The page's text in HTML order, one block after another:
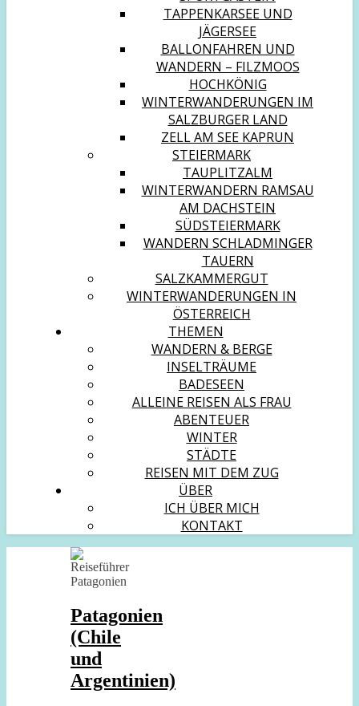
TAPPENKARSEE UND
JÄGERSEE
BALLONFAHREN UND
WANDERN – FILZMOOS
HOCHKÖNIG
WINTERWANDERUNGEN IM
SALZBURGER LAND
ZELL AM SEE KAPRUN
STEIERMARK
TAUPLITZALM
WINTERWANDERN RAMSAU
AM DACHSTEIN
SÜDSTEIERMARK
WANDERN SCHLADMINGER
TAUERN
SALZKAMMERGUT
WINTERWANDERUNGEN IN
ÖSTERREICH
THEMEN
WANDERN & BERGE
INSELTRÄUME
BADESEEN
ALLEINE REISEN ALS FRAU
ABENTEUER
WINTER
STÄDTE
REISEN MIT DEM ZUG
ÜBER
ICH ÜBER MICH
KONTAKT
Patagonien
(Chile
und
Argentinien)